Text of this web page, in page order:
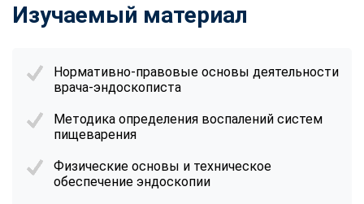
Изучаемый материал
Нормативно-правовые основы деятельности
врача-эндоскописта
Методика определения воспалений систем
пищеварения
Физические основы и техническое
обеспечение эндоскопии